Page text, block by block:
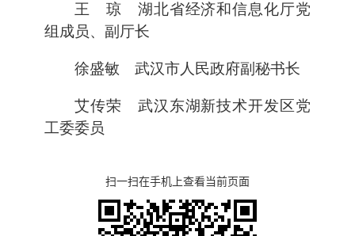
王 琼 湖北省经济和信息化厅党
组成员、副厅长
徐盛敏 武汉市人民政府副秘书长
艾传荣 武汉东湖新技术开发区党
工委委员
扫一扫在手机上查看当前页面